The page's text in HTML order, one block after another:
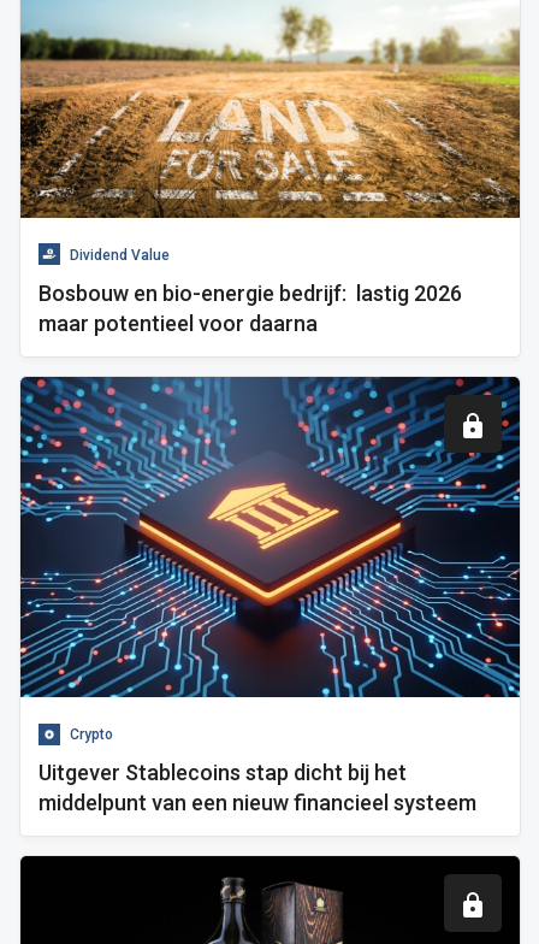
Dividend Value
Bosbouw en bio-energie bedrijf: lastig 2026
maar potentieel voor daarna
Crypto
Uitgever Stablecoins stap dicht bij het
middelpunt van een nieuw financieel systeem